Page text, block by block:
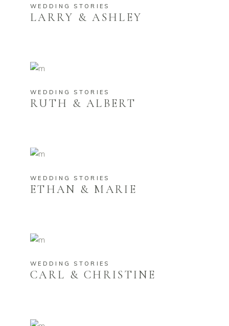
WEDDING STORIES
LARRY & ASHLEY
WEDDING STORIES
RUTH & ALBERT
WEDDING STORIES
ETHAN & MARIE
WEDDING STORIES
CARL & CHRISTINE